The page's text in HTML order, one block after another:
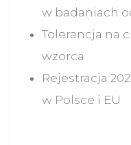
w badaniach
Tolerancja na
wzorca
Rejestracja
w Polsce i EU